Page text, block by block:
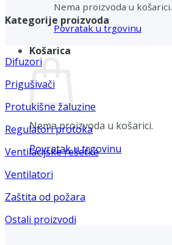
Nema proizvoda u košarici.
Povratak u trgovinu
Košarica
Nema proizvoda u košarici.
Povratak u trgovinu
Kategorije proizvoda
Difuzori
Prigušivači
Protukišne žaluzine
Regulatori protoka
Ventilacijske rešetke
Ventilatori
Zaštita od požara
Ostali proizvodi